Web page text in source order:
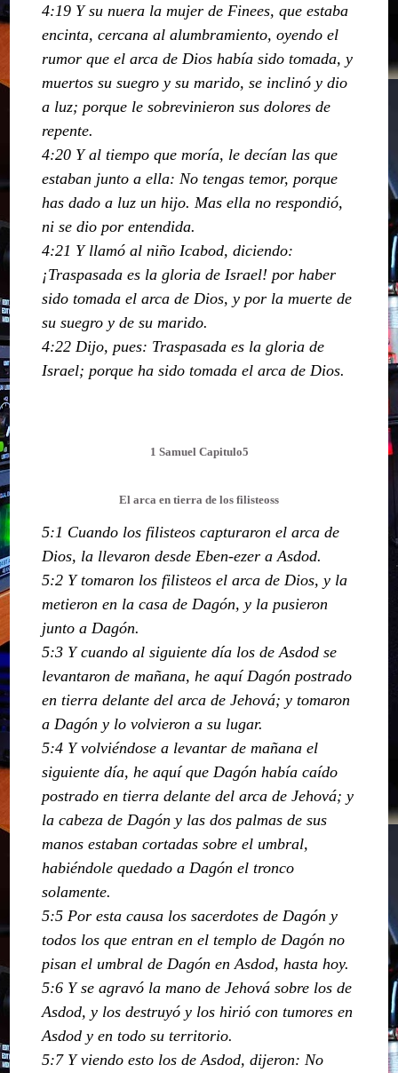
4:19 Y su nuera la mujer de Finees, que estaba
encinta, cercana al alumbramiento, oyendo el
rumor que el arca de Dios había sido tomada, y
muertos su suegro y su marido, se inclinó y dio
a luz; porque le sobrevinieron sus dolores de
repente.
4:20 Y al tiempo que moría, le decían las que
estaban junto a ella: No tengas temor, porque
has dado a luz un hijo. Mas ella no respondió,
ni se dio por entendida.
4:21 Y llamó al niño Icabod, diciendo:
¡Traspasada es la gloria de Israel! por haber
sido tomada el arca de Dios, y por la muerte de
su suegro y de su marido.
4:22 Dijo, pues: Traspasada es la gloria de
Israel; porque ha sido tomada el arca de Dios.
1 Samuel Capitulo5
El arca en tierra de los filisteoss
5:1 Cuando los filisteos capturaron el arca de
Dios, la llevaron desde Eben-ezer a Asdod.
5:2 Y tomaron los filisteos el arca de Dios, y la
metieron en la casa de Dagón, y la pusieron
junto a Dagón.
5:3 Y cuando al siguiente día los de Asdod se
levantaron de mañana, he aquí Dagón postrado
en tierra delante del arca de Jehová; y tomaron
a Dagón y lo volvieron a su lugar.
5:4 Y volviéndose a levantar de mañana el
siguiente día, he aquí que Dagón había caído
postrado en tierra delante del arca de Jehová; y
la cabeza de Dagón y las dos palmas de sus
manos estaban cortadas sobre el umbral,
habiéndole quedado a Dagón el tronco
solamente.
5:5 Por esta causa los sacerdotes de Dagón y
todos los que entran en el templo de Dagón no
pisan el umbral de Dagón en Asdod, hasta hoy.
5:6 Y se agravó la mano de Jehová sobre los de
Asdod, y los destruyó y los hirió con tumores en
Asdod y en todo su territorio.
5:7 Y viendo esto los de Asdod, dijeron: No